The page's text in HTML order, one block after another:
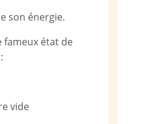
son énergie.
fameux état de
vide